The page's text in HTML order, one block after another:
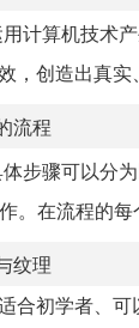
计算机技术
，创造出真
流程
步骤可以分
。在流程的每
纹理
合初学者、